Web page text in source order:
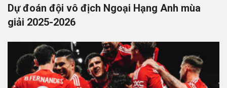
Dự đoán đội vô địch Ngoại Hạng Anh mùa
giải 2025-2026